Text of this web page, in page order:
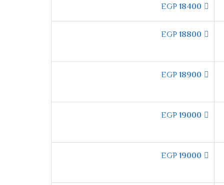
الهواء أيضا يمين ويسار الغرفه لكى يتم
شارب الجهاز المناسب للعميل هتستمتع بإمكانية ضبط سرعات المروحة الى 3 سرعات مختلفة حتى يقوم العميل باختيار السرعة المناسبة له
شارب خاصية اكتشاف تنفيس الفريون التى
18400
18800
18900
19000
19000